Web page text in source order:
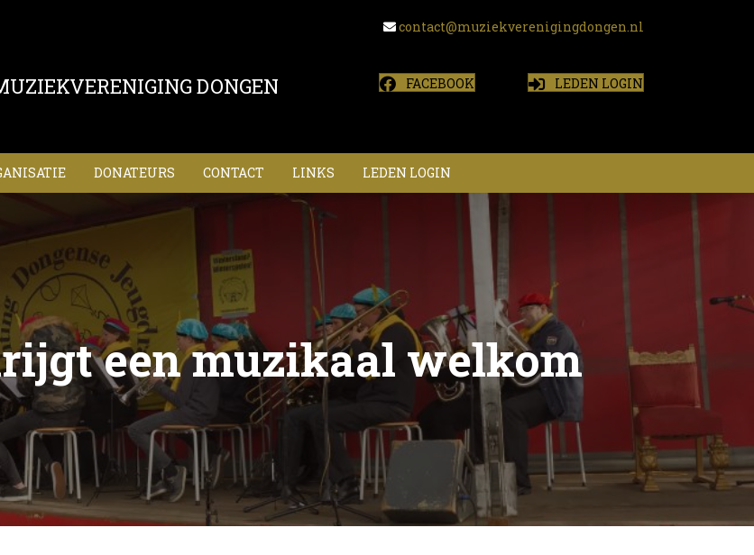
contact@muziekverenigingdongen.nl
DONGEN FACEBOOK LEDEN LOGIN
DONATEURS CONTACT LINKS LEDEN LOGIN
een muzikaal welkom